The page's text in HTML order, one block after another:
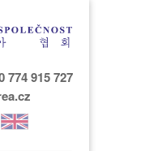
774 915 727